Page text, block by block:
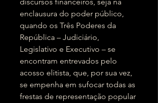
enclausura do poder público,
quando os Três Poderes da
República – Judiciário,
Legislativo e Executivo – se
encontram entrevados pelo
acosso elitista, que, por sua vez,
se empenha em sufocar todas as
frestas de representação popular